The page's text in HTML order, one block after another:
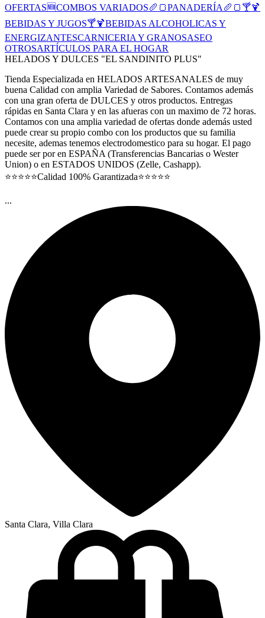
OFERTAS🆕COMBOS VARIADOS🥖🍞PANADERÍA🥖🍞 🍸🍹
BEBIDAS Y JUGOS🍸🍹BEBIDAS ALCOHOLICAS Y
ENERGIZANTESCARNICERIA Y GRANOSASEO
OTROSARTÍCULOS PARA EL HOGAR
HELADOS Y DULCES "EL SANDINITO PLUS"
Tienda Especializada en HELADOS ARTESANALES de muy
buena Calidad con amplia Variedad de Sabores. Contamos además
con una gran oferta de DULCES y otros productos. Entregas
rápidas en Santa Clara y en las afueras con un maximo de 72 horas.
Contamos con una amplia variedad de ofertas donde además usted
puede crear su propio combo con los productos que su familia
necesite, ademas tenemos electrodomestico para su hogar. El pago
puede ser por en ESPAÑA (Transferencias Bancarias o Wester
Union) o en ESTADOS UNIDOS (Zelle, Cashapp).
⭐⭐⭐⭐⭐Calidad 100% Garantizada⭐⭐⭐⭐⭐
...
Santa Clara, Villa Clara